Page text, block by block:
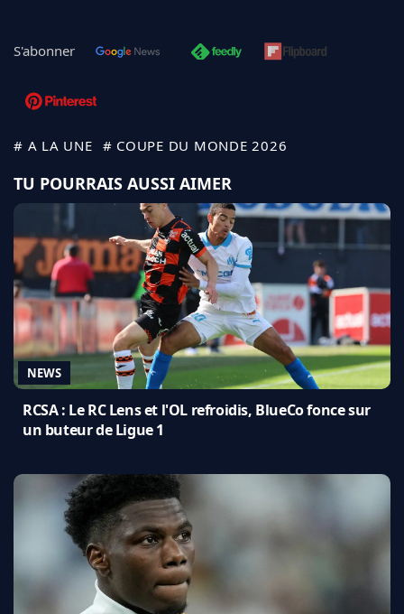
S'abonner
# A LA UNE # COUPE DU MONDE 2026
TU POURRAIS AUSSI AIMER
NEWS
RCSA : Le RC Lens et l'OL refroidis, BlueCo fonce sur
un buteur de Ligue 1